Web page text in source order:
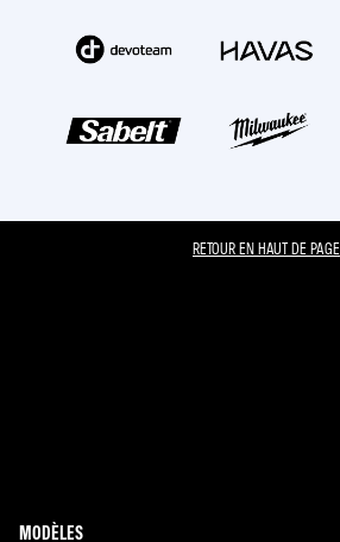
RETOUR EN HAUT DE PAGE
MODÈLES